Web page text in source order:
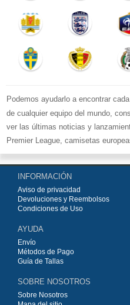
Podemos ayudarlo a encontrar cada
de cualquier equipo del mundo,
ver las últimas noticias y
Premier League, camisetas
fútbol y kits.
Comprecamisetas de fútbol
más grande de Europa. ¡Grandes
de fútbol, ​​kits europeos e
Compre nuestra gran selección de
INFORMACIÓN
Aviso de privacidad
Devoluciones y Reembolsos
Condiciones de Uso
AYUDA
Envío
Métodos de Pago
Guía de Tallas
SOBRE NOSOTROS
Sobre Nosotros